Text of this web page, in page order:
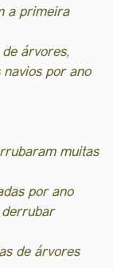
a primeira
árvores,
navios por ano
muitas
por ano
derrubar
de árvores